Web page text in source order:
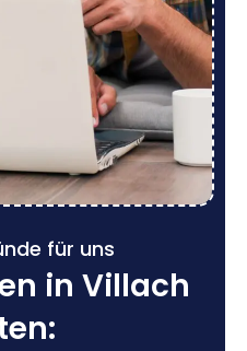
für uns
in Villach